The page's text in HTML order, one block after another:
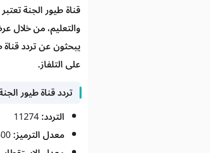
قناةطيور الجنة
والتعليم، من خلال
يبحثون عنتردد
على التلفاز.
تردد قناة طيور
التردد:
معدل الترميز: